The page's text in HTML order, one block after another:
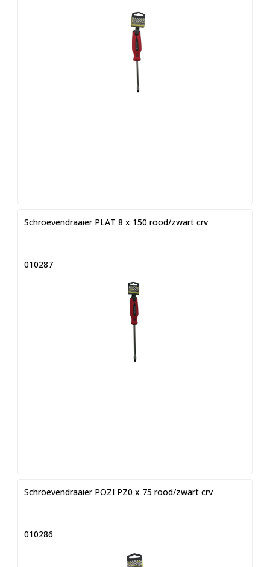
Schroevendraaier PLAT 8 x 150 rood/zwart crv
010287
Schroevendraaier POZI PZ0 x 75 rood/zwart crv
010286